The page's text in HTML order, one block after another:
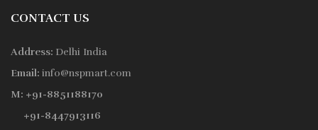
CONTACT US
Address: Delhi India
Email: info@nspmart.com
M: +91-8851188170
+91-8447913116